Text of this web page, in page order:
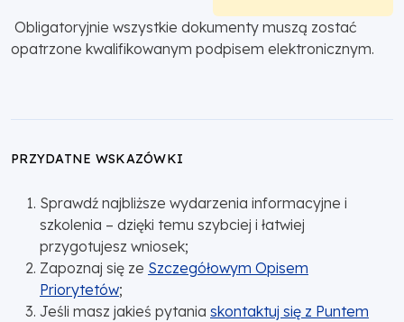
Obligatoryjnie wszystkie dokumenty muszą zostać
opatrzone kwalifikowanym podpisem elektronicznym.
PRZYDATNE WSKAZÓWKI
Sprawdź najbliższe wydarzenia informacyjne i
szkolenia – dzięki temu szybciej i łatwiej
przygotujesz wniosek;
Zapoznaj się ze Szczegółowym Opisem
Priorytetów;
Jeśli masz jakieś pytania skontaktuj się z Puntem